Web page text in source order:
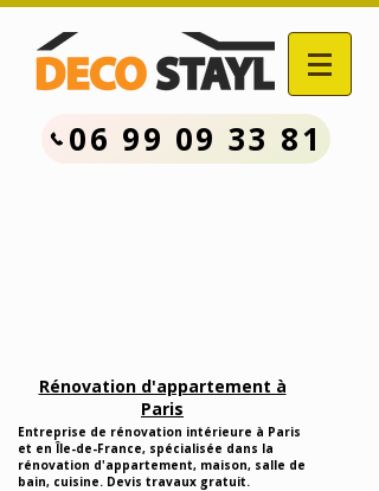
06 99 09 33 81
Rénovation d'appartement à
Paris
Entreprise de rénovation intérieure à Paris
et en Île-de-France, spécialisée dans la
rénovation d'appartement, maison, salle de
bain, cuisine. Devis travaux gratuit.